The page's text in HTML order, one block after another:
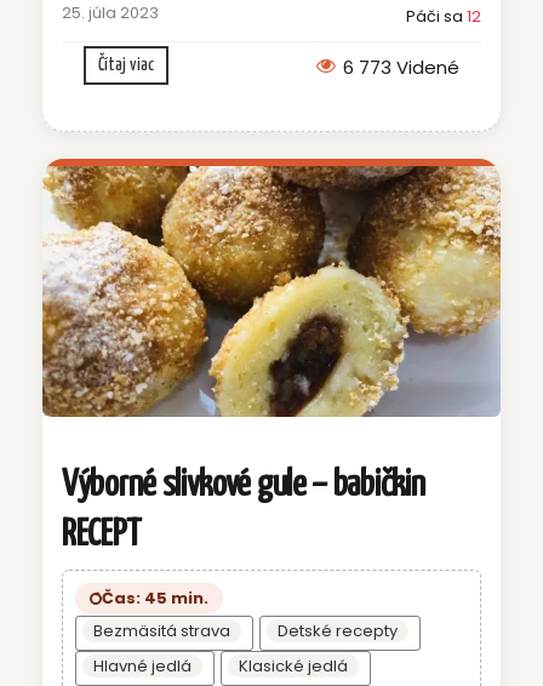
25. júla 2023 Páči sa 12
Čítaj viac 6 773 Videné
Výborné slivkové gule – babičkin
RECEPT
Čas: 45 min.
Bezmäsitá strava
Detské recepty
Hlavné jedlá
Klasické jedlá